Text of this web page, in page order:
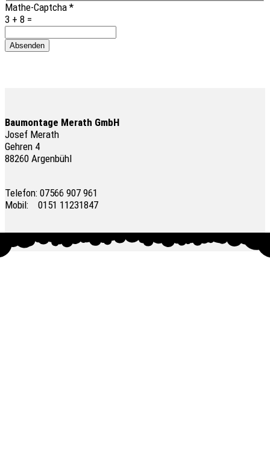
Mathe-Captcha *
3 + 8 =
Absenden
Baumontage Merath GmbH
Josef Merath
Gehren 4
88260 Argenbühl
Telefon: 07566 907 961
Mobil: 0151 11231847